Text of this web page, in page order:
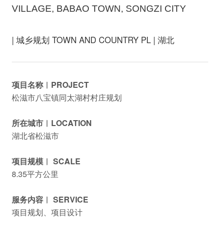
VILLAGE, BABAO TOWN, SONGZI CITY
| 城乡规划 TOWN AND COUNTRY PL | 湖北
项目名称︱PROJECT
松滋市八宝镇同太湖村村庄规划
所在城市︱LOCATION
湖北省松滋市
项目规模︱ SCALE
8.35平方公里
服务内容︱ SERVICE
项目规划、项目设计